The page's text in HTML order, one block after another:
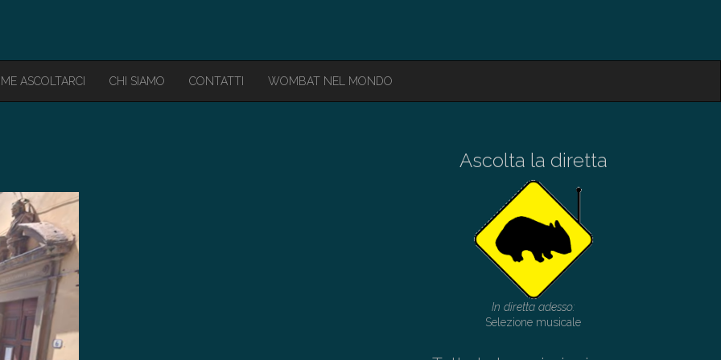
ASCOLTARCI CHI SIAMO CONTATTI WOMBAT NEL MONDO
Ascolta la diretta
In diretta adesso:
Selezione musicale